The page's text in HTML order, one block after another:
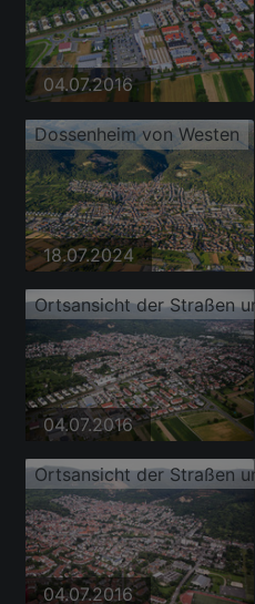
04.07.2016
Dossenheim von Westen
18.07.2024
04.07.2016
04.07.2016